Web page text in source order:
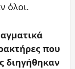
όλοι.
που
διηγήθηκαν